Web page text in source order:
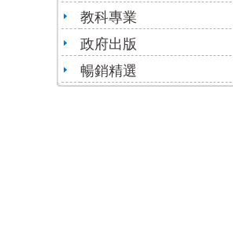
教科專業
政府出版
暢銷精選